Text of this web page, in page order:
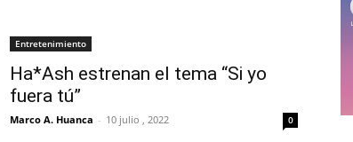
Entretenimiento
Ha*Ash estrenan el tema “Si yo
fuera tú”
Marco A. Huanca - 10 julio , 2022 0